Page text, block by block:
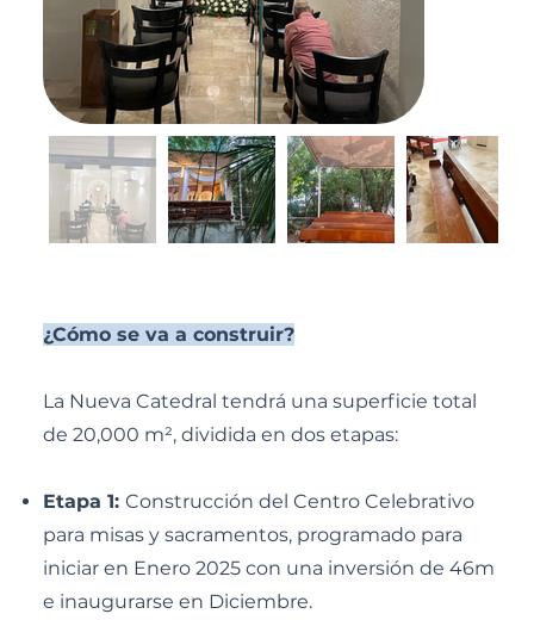
¿Cómo se va a construir?
La Nueva Catedral tendrá una superficie total
de 20,000 m², dividida en dos etapas:
Etapa 1: Construcción del Centro Celebrativo
para misas y sacramentos, programado para
iniciar en Enero 2025 con una inversión de 46m
e inaugurarse en Diciembre.